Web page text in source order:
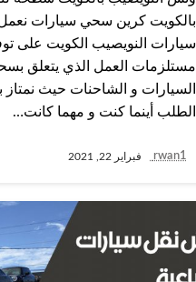
بالكويت كرين سحي سيارات
سيارات النويصيب الكويت على
مستلزمات العمل الذي يتعلق
السيارات و الشاحنات حيث نمتاز
الطلب أينما كنت و مهما كانت…
rwan1 فبراير 22, 2021